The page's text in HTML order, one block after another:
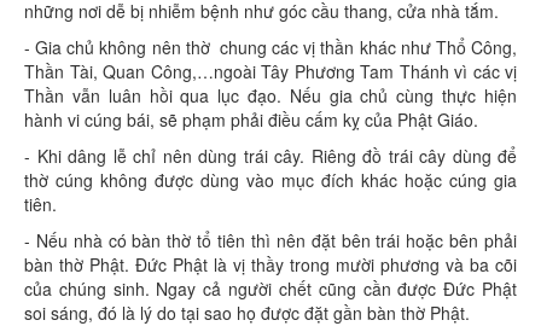
những nơi dễ bị nhiễm bệnh như góc cầu thang, cửa nhà tắm.
- Gia chủ không nên thờ chung các vị thần khác như Thổ Công,
Thần Tài, Quan Công,…ngoài Tây Phương Tam Thánh vì các vị
Thần vẫn luân hồi qua lục đạo. Nếu gia chủ cùng thực hiện
hành vi cúng bái, sẽ phạm phải điều cấm kỵ của Phật Giáo.
- Khi dâng lễ chỉ nên dùng trái cây. Riêng đồ trái cây dùng để
thờ cúng không được dùng vào mục đích khác hoặc cúng gia
tiên.
- Nếu nhà có bàn thờ tổ tiên thì nên đặt bên trái hoặc bên phải
bàn thờ Phật. Đức Phật là vị thầy trong mười phương và ba cõi
của chúng sinh. Ngay cả người chết cũng cần được Đức Phật
soi sáng, đó là lý do tại sao họ được đặt gần bàn thờ Phật.